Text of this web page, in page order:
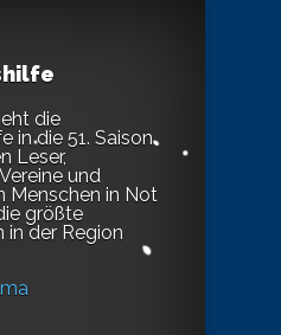
die
in die 51. Saison.
Leser,
und
Menschen in Not
größte
in der Region